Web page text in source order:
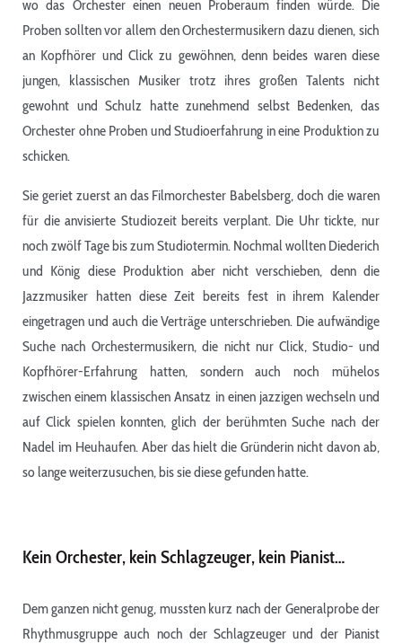
wo das Orchester einen neuen Proberaum finden würde. Die
Proben sollten vor allem den Orchestermusikern dazu dienen, sich
an Kopfhörer und Click zu gewöhnen, denn beides waren diese
jungen, klassischen Musiker trotz ihres großen Talents nicht
gewohnt und Schulz hatte zunehmend selbst Bedenken, das
Orchester ohne Proben und Studioerfahrung in eine Produktion zu
schicken.
Sie geriet zuerst an das Filmorchester Babelsberg, doch die waren
für die anvisierte Studiozeit bereits verplant. Die Uhr tickte, nur
noch zwölf Tage bis zum Studiotermin. Nochmal wollten Diederich
und König diese Produktion aber nicht verschieben, denn die
Jazzmusiker hatten diese Zeit bereits fest in ihrem Kalender
eingetragen und auch die Verträge unterschrieben. Die aufwändige
Suche nach Orchestermusikern, die nicht nur Click, Studio- und
Kopfhörer-Erfahrung hatten, sondern auch noch mühelos
zwischen einem klassischen Ansatz in einen jazzigen wechseln und
auf Click spielen konnten, glich der berühmten Suche nach der
Nadel im Heuhaufen. Aber das hielt die Gründerin nicht davon ab,
so lange weiterzusuchen, bis sie diese gefunden hatte.
Kein Orchester, kein Schlagzeuger, kein Pianist…
Dem ganzen nicht genug, mussten kurz nach der Generalprobe der
Rhythmusgruppe auch noch der Schlagzeuger und der Pianist